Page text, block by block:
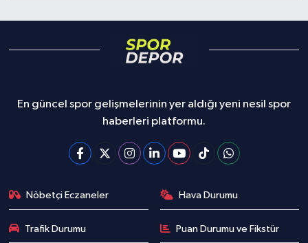
En güncel spor gelişmelerinin yer aldığı yeni nesil spor
haberleri platformu.
Nöbetçi Eczaneler Hava Durumu
Trafik Durumu Puan Durumu ve Fikstür
Diğer Basketbol Ligleri
Atletizm
Hentbol
Bisiklet